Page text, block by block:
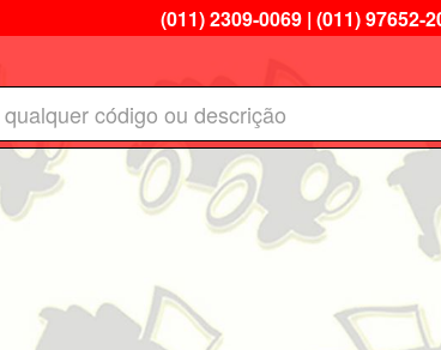
(011) 2309-0069 | (011) 97652-